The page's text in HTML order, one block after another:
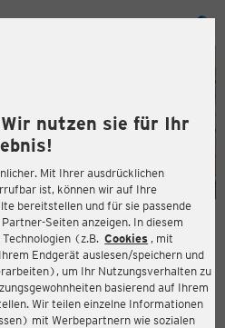
nutzen sie für Ihr
Mit Ihrer ausdrücklichen
ist, können wir auf Ihre
bereitstellen und für sie passende
Seiten anzeigen. In diesem
(z.B. Cookies , mit
Endgerät auslesen/speichern und
um Ihr Nutzungsverhalten zu
basierend auf Ihrem
Wir teilen einzelne Informationen
mit Werbepartnern wie sozialen
FAMILY FILIALE
5
Rottweil